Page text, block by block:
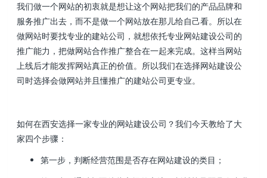
我们做一个网站的初衷就是想让这个网站把我们的产品品牌和
服务推广出去，而不是做一个网站放在那儿给自己看。所以在
做网站时要找专业的建站公司，就想依托专业网站建设公司的
推广能力，把做网站合作推广整合在一起来完成。这样当网站
上线后才能发挥网站真正的价值。所以我们在选择网站建设公
司时选择会做网站并且懂推广的建站公司更专业。
如何在西安选择一家专业的网站建设公司？我们今天教给了大
家四个步骤：
第一步，判断经营范围是否存在网站建设的类目；